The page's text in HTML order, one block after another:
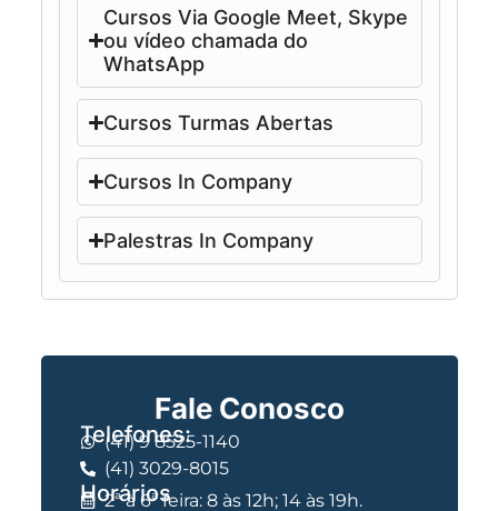
Cursos Via Google Meet, Skype
ou vídeo chamada do
WhatsApp
Cursos Turmas Abertas
Cursos In Company
Palestras In Company
Fale Conosco
Telefones:
(41) 9 8525-1140
(41) 3029-8015
Horários
2ª à 6ª feira: 8 às 12h; 14 às 19h.